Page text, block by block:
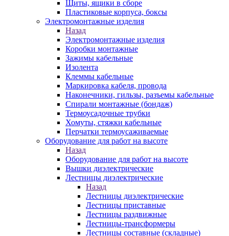
Щиты, ящики в сборе
Пластиковые корпуса, боксы
Электромонтажные изделия
Назад
Электромонтажные изделия
Коробки монтажные
Зажимы кабельные
Изолента
Клеммы кабельные
Маркировка кабеля, провода
Наконечники, гильзы, разъемы кабельные
Спирали монтажные (бондаж)
Термоусадочные трубки
Хомуты, стяжки кабельные
Перчатки термоусаживаемые
Оборудование для работ на высоте
Назад
Оборудование для работ на высоте
Вышки диэлектрические
Лестницы диэлектрические
Назад
Лестницы диэлектрические
Лестницы приставные
Лестницы раздвижные
Лестницы-трансформеры
Лестницы составные (складные)